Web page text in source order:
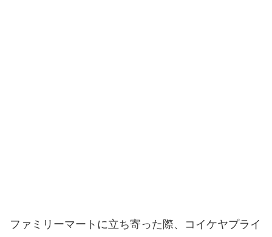
ファミリーマートに立ち寄った際、コイケヤプライ